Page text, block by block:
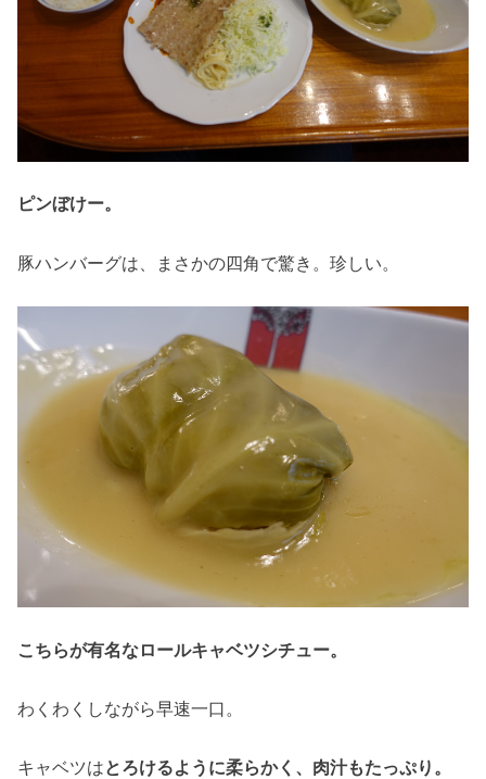
ピンぼけー。
豚ハンバーグは、まさかの四角で驚き。珍しい。
こちらが有名なロールキャベツシチュー。
わくわくしながら早速一口。
キャベツはとろけるように柔らかく、肉汁もたっぷり。